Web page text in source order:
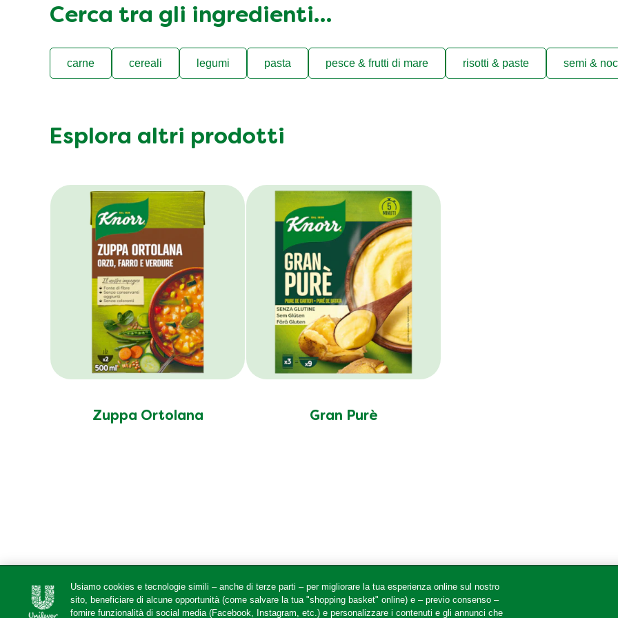
Cerca tra gli ingredienti…
carne cereali legumi pasta pesce & frutti di mare risotti & paste semi &
Esplora altri prodotti
Zuppa Ortolana Gran Purè
Legal Help Follow us
Usiamo cookies e tecnologie simili – anche di terze parti – per migliorare la tua esperienza online sul nostro
sito, beneficiare di alcune opportunità (come salvare la tua "shopping basket" online) e – previo consenso –
fornire funzionalità di social media (Facebook, Instagram, etc.) e personalizzare i contenuti e gli annunci che